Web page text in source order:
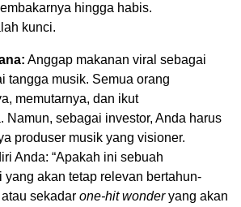
hingga habis.
kunci.
Anggap makanan viral sebagai
tangga musik. Semua orang
memutarnya, dan ikut
Namun, sebagai investor, Anda harus
produser musik yang visioner.
Anda: “Apakah ini sebuah
yang akan tetap relevan bertahun-
sekadar one-hit wonderyang akan